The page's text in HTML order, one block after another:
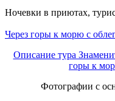
Ночевки в приютах,
Через горы к морю с
Описание тура
горы к
Фотографии с